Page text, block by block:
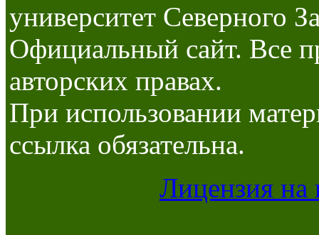
университет Северного
Официальный сайт. Все
авторских правах.
При использовании
ссылка обязательна.
Лицензия на